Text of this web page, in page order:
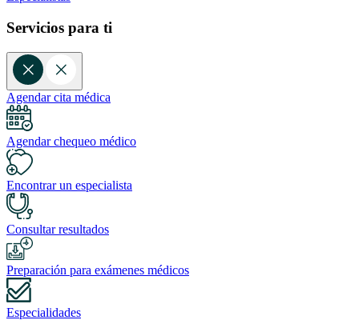
Servicios para ti
Agendar cita médica
Agendar chequeo médico
Encontrar un especialista
Consultar resultados
Preparación para exámenes médicos
Especialidades